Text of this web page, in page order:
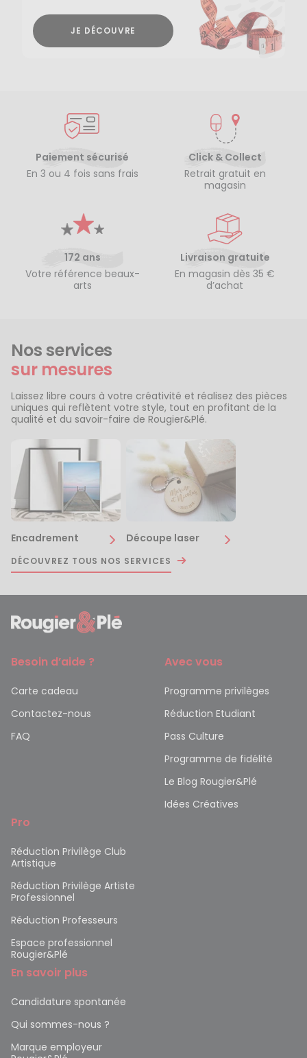
JE DÉCOUVRE
Paiement sécurisé
En 3 ou 4 fois sans frais
Click & Collect
Retrait gratuit en
magasin
172 ans
Votre référence beaux-
arts
Livraison gratuite
En magasin dès 35 €
d’achat
Nos services
sur mesures
Laissez libre cours à votre créativité et réalisez des pièces
uniques qui reflètent votre style, tout en profitant de la
qualité et du savoir-faire de Rougier&Plé.
Encadrement Découpe laser
DÉCOUVREZ TOUS NOS SERVICES
Besoin d’aide ?
Carte cadeau
Contactez-nous
FAQ
Avec vous
Programme privilèges
Réduction Etudiant
Pass Culture
Programme de fidélité
Le Blog Rougier&Plé
Idées Créatives
Pro
Réduction Privilège Club
Artistique
Réduction Privilège Artiste
Professionnel
Réduction Professeurs
Espace professionnel
Rougier&Plé
En savoir plus
Candidature spontanée
Qui sommes-nous ?
Marque employeur